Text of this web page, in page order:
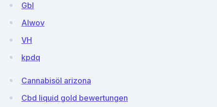
Gbl
Alwov
VH
kpdq
Cannabisöl arizona
Cbd liquid gold bewertungen